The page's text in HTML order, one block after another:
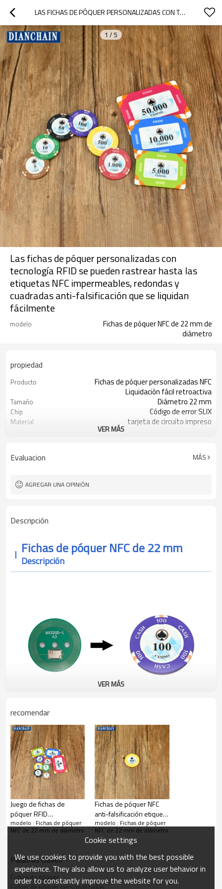
LAS FICHAS DE PÓQUER PERSONALIZADAS CON TECNOLOGÍA RFID SE PUEDEN RASTREAR HASTA LAS ETIQUETAS NFC IMPERMEABLES, REDONDAS Y CUADRADAS ANTI-FALSIFICACIÓN QUE SE LIQUIDAN FÁCILMENTE
1 / 5
Las fichas de póquer personalizadas con
tecnología RFID se pueden rastrear hasta las
etiquetas NFC impermeables, redondas y
cuadradas anti-falsificación que se liquidan
fácilmente
modelo
Fichas de póquer NFC de 22 mm de
diámetro
propiedad
Producto
Fichas de póquer personalizadas NFC
Liquidación fácil retroactiva
Tamaño Diámetro 22 mm
Chip Código de error SLIX
Material tarjeta de circuito impreso
ISO 15693
Soporte personalizado Logotipo personalizado
VER MÁS
Evaluacion MÁS
AGREGAR UNA OPINIÓN
Descripción
Fichas de póquer NFC de 22 mm
Descripción
Fichas de póquer NFC de 22 mm de alta calidad
●Industria de aplicación: Fichas de póquer rastreables y fáciles
de liquidar
●Características:
Chip ICODE SLIX, NFC de 22 mm resistente a altas temperaturas
Fichas de póquer NFC de Especificación
VER MÁS
recomendar
Juego de fichas de
póquer RFID
personalizadas Fichas
de póquer cuadradas
NFC rastreables fáciles
de liquidar Etiqueta
impermeable con chip
ICODE SLIX
modelo : Fichas de póquer
NFC de 22 mm de diámetro
Fichas de póquer NFC
anti-falsificación etiqueta
redonda cuadrada
impermeable RFID fichas
de póquer
personalizadas etiqueta
de chip ICODE SLIX
modelo : Fichas de póquer
NFC de 22 mm de diámetro
Palabras Claves
Fichas de póquer
Fichas de póquer personalizadas
Cookie settings
We use cookies to provide you with the best possible
experience. They also allow us to analyze user behavior in
order to constantly improve the website for you.